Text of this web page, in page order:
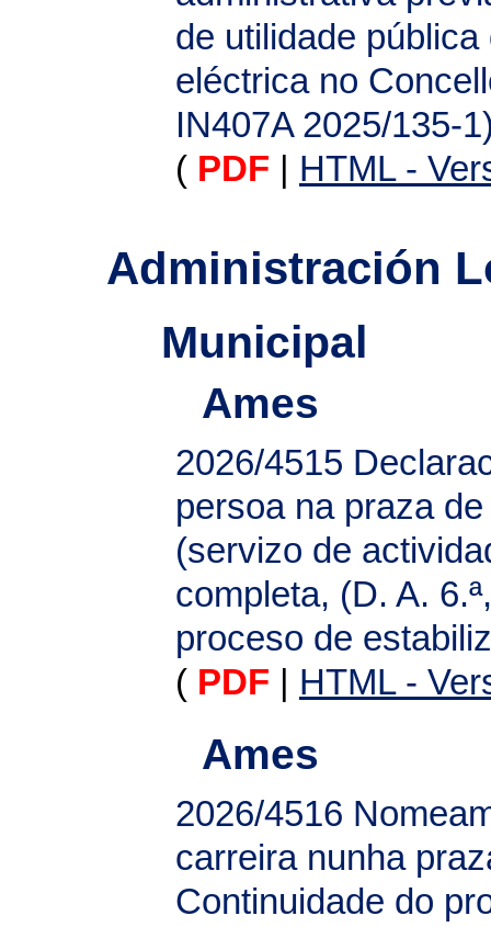
de utilidade
eléctrica no
IN407A 2025/135-
( PDF HTML -
Administración
Municipal
Ames
2026/4515
persoa na praza
(servizo de
completa, (D. A.
proceso de
( PDF HTML -
Ames
2026/4516
carreira nunha
Continuidade do